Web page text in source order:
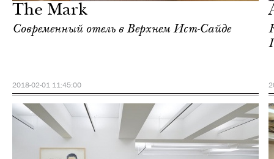
The Mark
Современный отель в Верхнем Ист-Сайде
2018-02-01 11:45:00